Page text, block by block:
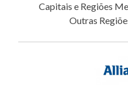
Capitais e Regiões
Outras